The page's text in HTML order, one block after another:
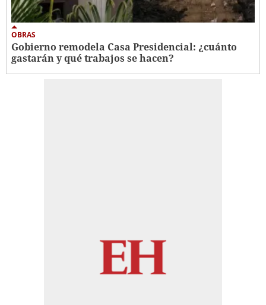
OBRAS
Gobierno remodela Casa Presidencial: ¿cuánto
gastarán y qué trabajos se hacen?